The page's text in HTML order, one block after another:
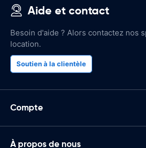
Aide et contact
Besoin d'aide ? Alors contactez nos
location.
Soutien à la clientèle
Compte
À propos de nous